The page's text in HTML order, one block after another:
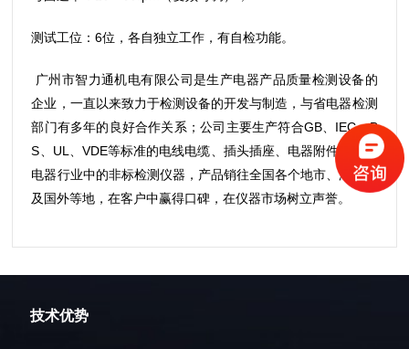
测试工位：6位，各自独立工作，有自检功能。
广州市智力通机电有限公司是生产电器产品质量检测设备的
企业，一直以来致力于检测设备的开发与制造，与省电器检测
部门有多年的良好合作关系；公司主要生产符合GB、IEC、B
S、UL、VDE等标准的电线电缆、插头插座、电器附件及家用
电器行业中的非标检测仪器，产品销往全国各个地市、港、台
及国外等地，在客户中赢得口碑，在仪器市场树立声誉。
技术优势